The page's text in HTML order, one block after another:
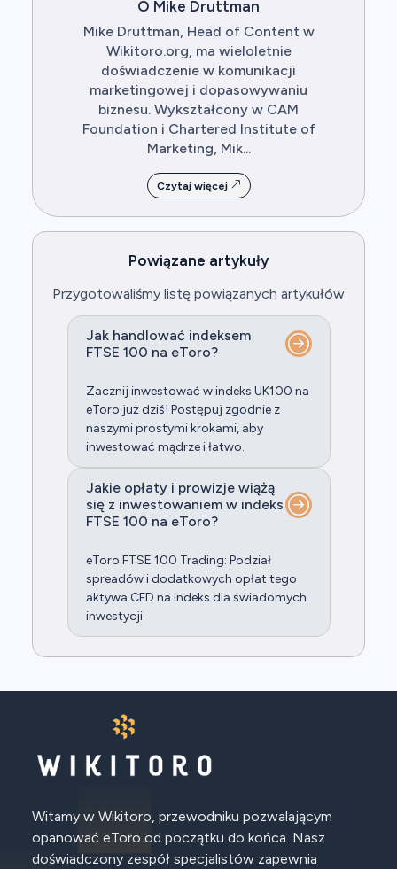
O Mike Druttman
Mike Druttman, Head of Content w
Wikitoro.org, ma wieloletnie
doświadczenie w komunikacji
marketingowej i dopasowywaniu
biznesu. Wykształcony w CAM
Foundation i Chartered Institute of
Marketing, Mik...
Czytaj więcej
Powiązane artykuły
Przygotowaliśmy listę powiązanych artykułów
Jak handlować indeksem
FTSE 100 na eToro?
Zacznij inwestować w indeks UK100 na
eToro już dziś! Postępuj zgodnie z
naszymi prostymi krokami, aby
inwestować mądrze i łatwo.
Jakie opłaty i prowizje wiążą
się z inwestowaniem w indeks
FTSE 100 na eToro?
eToro FTSE 100 Trading: Podział
spreadów i dodatkowych opłat tego
aktywa CFD na indeks dla świadomych
inwestycji.
Witamy w Wikitoro, przewodniku pozwalającym
opanować eToro od początku do końca. Nasz
doświadczony zespół specjalistów zapewnia